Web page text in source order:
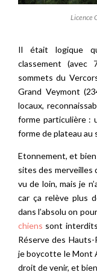
Licence
Il était logique
classement (avec
sommets du
Grand Veymont
locaux,
forme particulière :
forme de plateau au
Etonnement, et bien
sites des merveilles
vu de loin, mais je
car ça relève plus
dans l’absolu on
chiens sont
Réserve des
je boycotte le Mont
droit de venir, et